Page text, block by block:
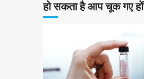
हो सकता है आप चूक गए हों